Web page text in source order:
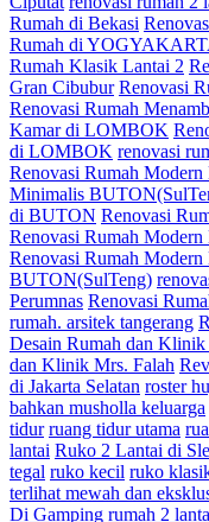
Rumah di Bekasi
Rumah di
Rumah Klasik Lantai 2
Gran Cibubur Renovasi
Renovasi Rumah
Kamar di LOMBOK
di LOMBOK renovasi
Renovasi Rumah
Minimalis
di BUTON Renovasi
Renovasi Rumah Modern
Renovasi Rumah
BUTON(SulTeng)
Perumnas Renovasi
rumah. arsitek tangerang
Desain Rumah dan Klinik
dan Klinik Mrs. Falah
di Jakarta Selatan roster
bahkan musholla keluarga
tidur ruang tidur utama
lantai Ruko 2 Lantai di
tegal ruko kecil ruko
terlihat mewah dan
Di Gamping rumah 2